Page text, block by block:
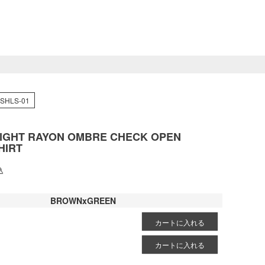
01
RAYON OMBRE CHECK OPEN
BROWNxGREEN
カートに入れる
カートに入れる